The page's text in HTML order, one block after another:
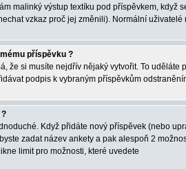
malinký výstup textíku pod příspěvkem, když
vzkaz proč jej změnili). Normální
příspěvku ?
že si musíte nejdřív nějaký vytvořit. To
podpis k vybraným příspěvkům
Když přidáte nový příspěvek (nebo
zadat název ankety a pak alespoň 2
limit pro možnosti, které uvedete